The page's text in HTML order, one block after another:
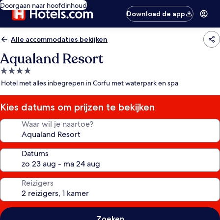
Doorgaan naar hoofdinhoud
Download de app
Alle accommodaties bekijken
Aqualand Resort
4.0-
sterrenaccommodatie
Hotel met alles inbegrepen in Corfu met waterpark en spa
Kies datums om prijzen te bekijken
Waar wil je naartoe?
Datums
Reizigers